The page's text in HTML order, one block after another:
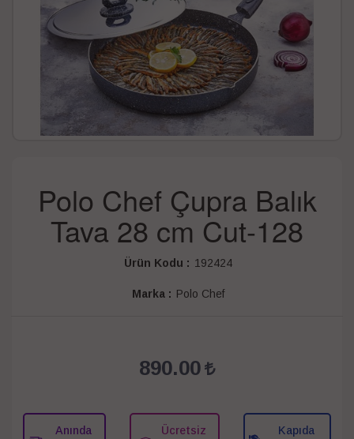
Polo Chef Çupra Balık
Tava 28 cm Cut-128
Ürün Kodu : 192424
Marka : Polo Chef
890.00
Anında
Ücretsiz
Kapıda